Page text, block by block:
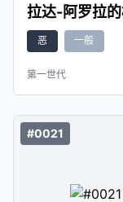
拉达-阿罗拉
恶 一般
第一世代
#0021